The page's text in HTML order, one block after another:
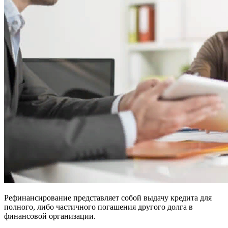
Рефинансирование представляет собой выдачу кредита для
полного, либо частичного погашения другого долга в
финансовой организации.